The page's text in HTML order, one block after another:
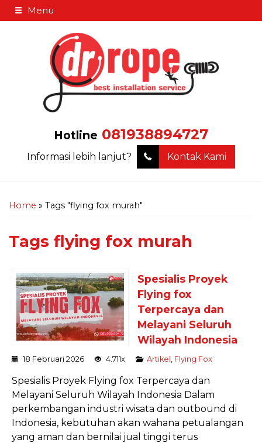
Menu
Hotline 081938894727
Informasi lebih lanjut? Kontak Kami
Home » Tags "flying fox murah"
Tags flying fox murah
Spesialis Proyek
Flying fox
Terpercaya dan
Melayani Seluruh
Wilayah Indonesia
18 Februari 2026 4.711x Artikel Flying Fox
Spesialis Proyek Flying fox Terpercaya dan
Melayani Seluruh Wilayah Indonesia Dalam
perkembangan industri wisata dan outbound di
Indonesia, kebutuhan akan wahana petualangan
yang aman dan bernilai jual tinggi terus